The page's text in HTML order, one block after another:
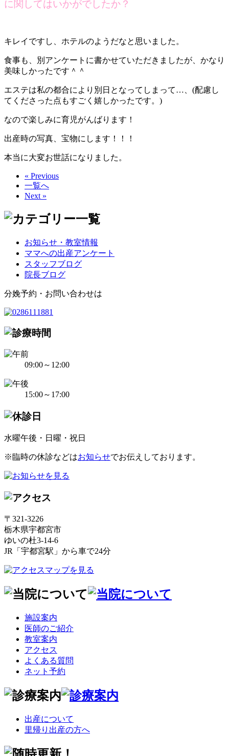
に関してはいかがでしたか？
キレイですし、ホテルのようだなと思いました。
食事も、別アンケートに書かせていただきましたが、かなり
美味しかったです＾＾
エステは私の都合により別日となってしまって…、(配慮し
てくださった点もすごく嬉しかったです。)
なので楽しみに育児がんばります！
出産時の写真、宝物にします！！！
本当に大変お世話になりました。
« Previous
一覧へ
Next »
お知らせ・教室情報
ママへの出産アンケート
スタッフブログ
院長ブログ
分娩予約・お問い合わせは
09:00～12:00
15:00～17:00
水曜午後・日曜・祝日
※臨時の休診などはお知らせでお伝えしております。
〒321-3226
栃木県宇都宮市
ゆいの杜3-14-6
JR「宇都宮駅」から車で24分
施設案内
医師のご紹介
教室案内
アクセス
よくある質問
ネット予約
出産について
里帰り出産の方へ